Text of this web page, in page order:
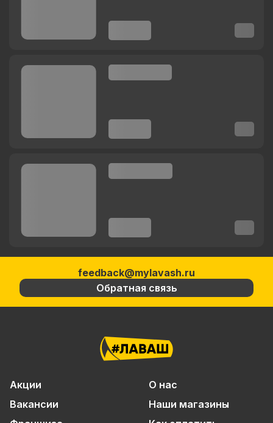
feedback@mylavash.ru
Обратная связь
Акции
О нас
Вакансии
Наши магазины